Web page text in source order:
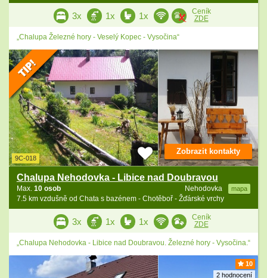
3x 1x 1x
Ceník
ZDE
„Chalupa Železné hory - Veselý Kopec - Vysočina“
9C-018
Chalupa Nehodovka - Libice nad Doubravou
Nehodovka mapa
Max. 10 osob
7.5 km vzdušně od Chata s bazénem - Chotěboř - Žďárské vrchy
Zobrazit kontakty
3x 1x 1x
Ceník
ZDE
„Chalupa Nehodovka - Libice nad Doubravou. Železné hory - Vysočina.“
10
2 hodnocení